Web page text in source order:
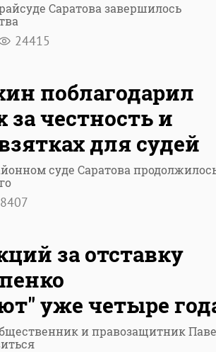
Саратова завершилось
24415
поблагодарил
честность и
для судей
суде Саратова
8407
за отставку
уже четыре
и правозащитник